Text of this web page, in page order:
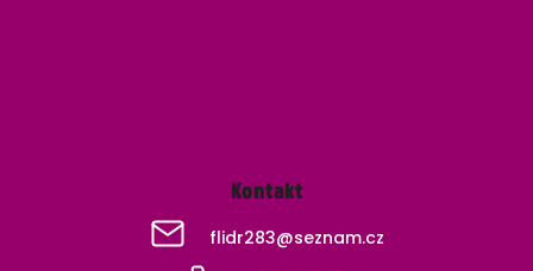
Kontakt
flidr283@seznam.cz